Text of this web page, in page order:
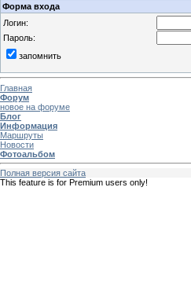
Форма входа
Логин:
Пароль:
запомнить
Главная
Форум
новое на форуме
Блог
Информация
Маршруты
Новости
Фотоальбом
Полная версия сайта
This feature is for Premium users only!